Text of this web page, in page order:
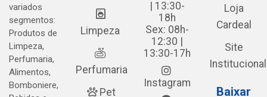
variados
segmentos:
Produtos de
Limpeza,
Perfumaria,
Alimentos,
Bomboniere,
Limpeza
Perfumaria
Pet
| 13:30-
18h
Sex: 08h-
12:30 |
13:30-17h
Instagram
Loja
Cardeal
Site
Institucional
Baixar